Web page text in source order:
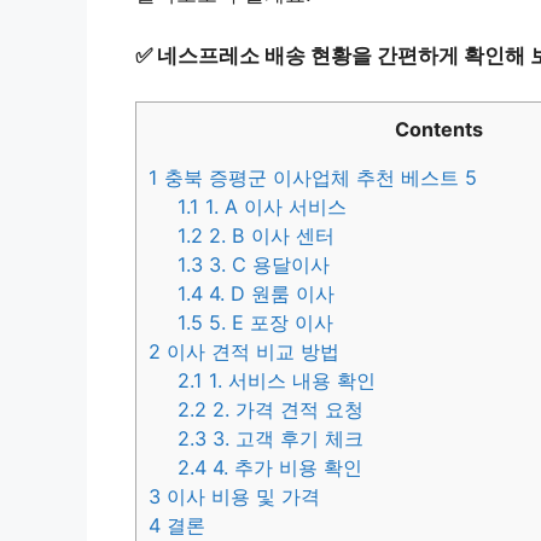
✅ 네스프레소 배송 현황을 간편하게 확인해
Contents
1 충북 증평군 이사업체 추천 베스트 5
1.1 1. A 이사 서비스
1.2 2. B 이사 센터
1.3 3. C 용달이사
1.4 4. D 원룸 이사
1.5 5. E 포장 이사
2 이사 견적 비교 방법
2.1 1. 서비스 내용 확인
2.2 2. 가격 견적 요청
2.3 3. 고객 후기 체크
2.4 4. 추가 비용 확인
3 이사 비용 및 가격
4 결론